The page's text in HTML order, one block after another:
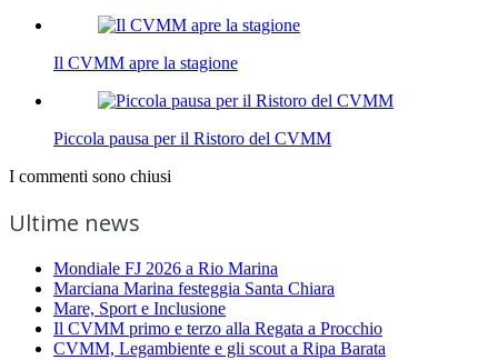
Il CVMM apre la stagione
Piccola pausa per il Ristoro del CVMM
I commenti sono chiusi
Ultime news
Mondiale FJ 2026 a Rio Marina
Marciana Marina festeggia Santa Chiara
Mare, Sport e Inclusione
Il CVMM primo e terzo alla Regata a Procchio
CVMM, Legambiente e gli scout a Ripa Barata